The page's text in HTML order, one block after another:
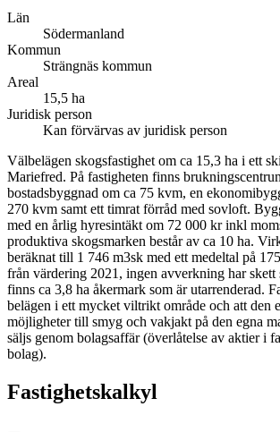
Län
Södermanland
Kommun
Strängnäs kommun
Areal
15,5 ha
Juridisk person
Kan förvärvas av juridisk person
Välbelägen skogsfastighet om ca 15,3 ha i ett
Mariefred. På fastigheten finns
bostadsbyggnad om ca 75 kvm, en
270 kvm samt ett timrat förråd med sovloft.
med en årlig hyresintäkt om 72 000 kr inkl
produktiva skogsmarken består av ca 10 ha.
beräknat till 1 746 m3sk med ett medeltal på
från värdering 2021, ingen avverkning har skett
finns ca 3,8 ha åkermark som är utarrenderad.
belägen i ett mycket viltrikt område och att den
möjligheter till smyg och vakjakt på den egna
säljs genom bolagsaffär (överlåtelse av aktier i
bolag).
Fastighetskalkyl